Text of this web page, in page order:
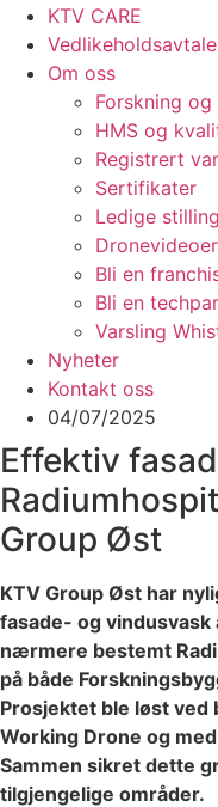
KTV CARE
Om oss
Forskning
HMS og
Registrert
Sertifikater
Ledige
Dronevideoer
Bli en
Bli en
Varsling
Nyheter
Kontakt oss
04/07/2025
Effektiv
Group Øst
KTV Group Øst har
fasade- og
nærmere bestemt
på både
Prosjektet ble løst ved
Working Drone og
Sammen sikret dette
tilgjengelige områder.